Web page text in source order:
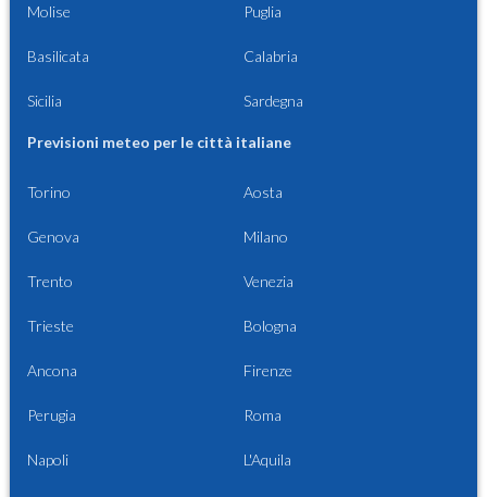
Molise Puglia
Basilicata Calabria
Sicilia Sardegna
Previsioni meteo per le città italiane
Torino Aosta
Genova Milano
Trento Venezia
Trieste Bologna
Ancona Firenze
Perugia Roma
Napoli L'Aquila